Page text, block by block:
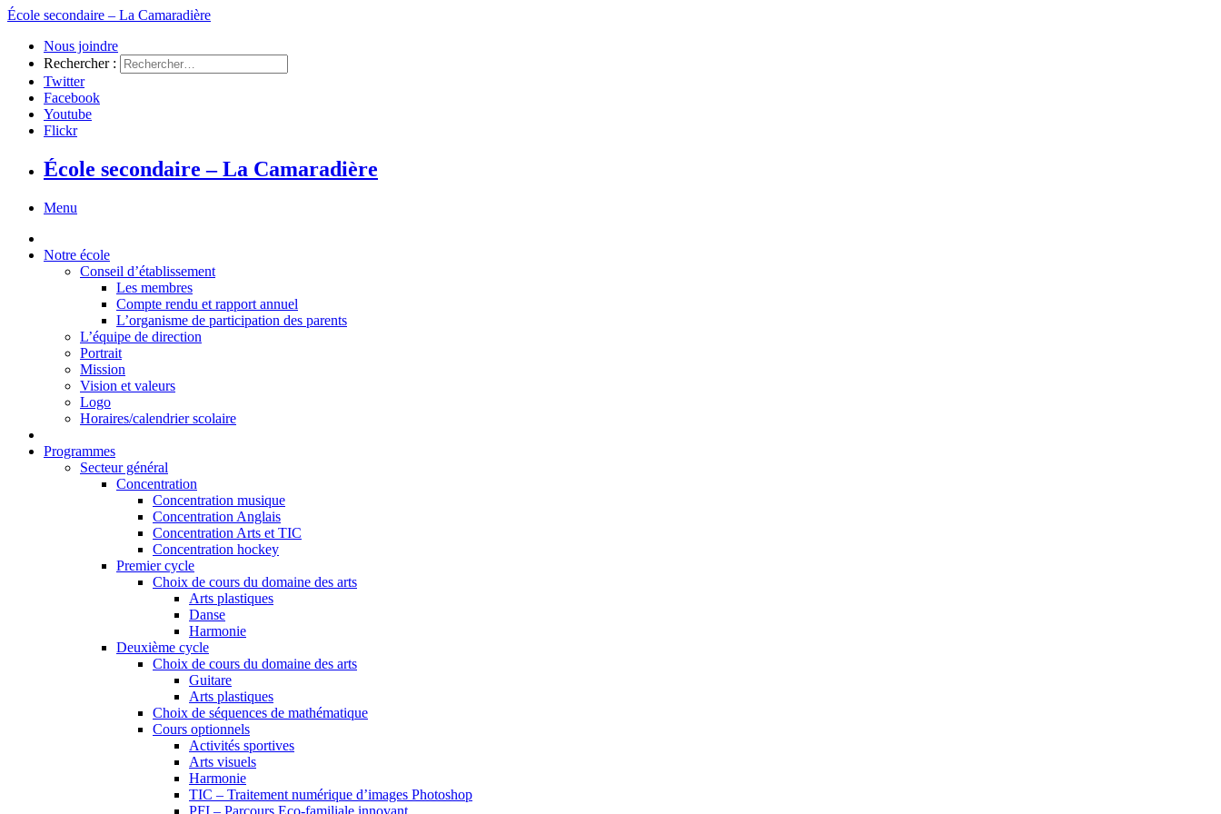
École secondaire – La Camaradière
Nous joindre
Rechercher :
Twitter
Facebook
Youtube
Flickr
École secondaire – La Camaradière
Menu
Notre école
Conseil d’établissement
Les membres
Compte rendu et rapport annuel
L’organisme de participation des parents
L’équipe de direction
Portrait
Mission
Vision et valeurs
Logo
Horaires/calendrier scolaire
Programmes
Secteur général
Concentration
Concentration musique
Concentration Anglais
Concentration Arts et TIC
Concentration hockey
Premier cycle
Choix de cours du domaine des arts
Arts plastiques
Danse
Harmonie
Deuxième cycle
Choix de cours du domaine des arts
Guitare
Arts plastiques
Choix de séquences de mathématique
Cours optionnels
Activités sportives
Arts visuels
Harmonie
TIC – Traitement numérique d’images Photoshop
PFI – Parcours Eco-familiale innovant